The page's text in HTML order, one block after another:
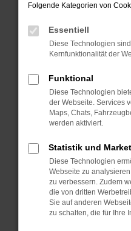
Prüfe deine
Manche
können das Laden
verhindern.
Fenster?
Starte dein Gerät
Das kann
Probleme zu beheben.
Betriebssystem
sind.
Veraltete Software
Sicherheitsrisiko,
führen, dass
unterstützt werden.
Folgende Kategorien von
Essentiell
Diese Technologien
Kernfunktionalität der
Funktional
Diese Technologien
der Webseite. Services
Maps, Chats,
werden aktiviert.
Statistik und
Diese Technologien
Webseite zu
zu verbessern. Zudem
die von dritten
Sie auf anderen
zu schalten, die für Ihre